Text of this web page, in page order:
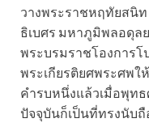
วางพระราชหฤทัยสนิ
ธิเบศร มหาภูมิพลอดุล
พระบรมราชโองการ
พระเกียรติยศพระศพใ
คำรบหนึ่งแล้วเมื่อพุท
ปัจจุบันก็เป็นที่ทรงนับถื